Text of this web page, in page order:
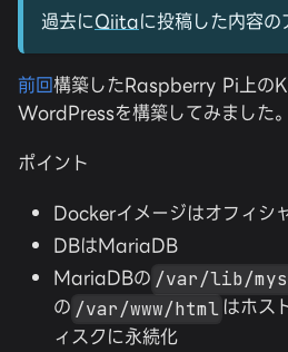
過去にQiitaに投稿した内容の
前回構築したRaspberry Pi上の
WordPressを構築してみました。
ポイント
Dockerイメージはオフィシ
DBはMariaDB
MariaDBの /var/lib/
の /var/www/html はホス
ィスクに永続化